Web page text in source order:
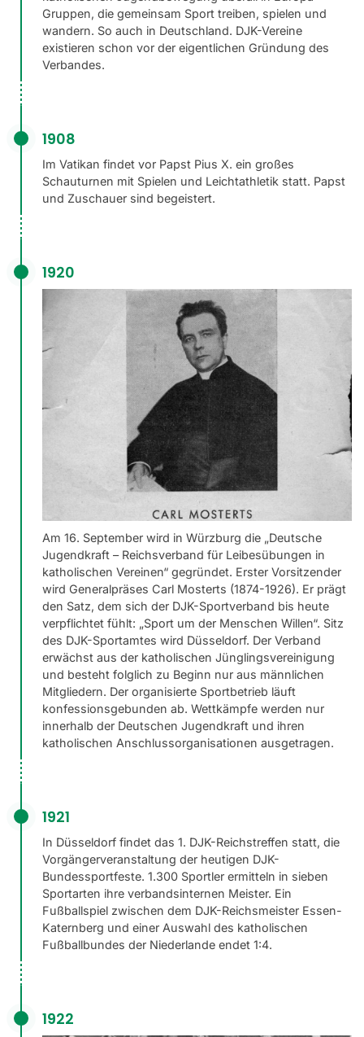
Gruppen, die gemeinsam Sport treiben, spielen und
wandern. So auch in Deutschland. DJK-Vereine
existieren schon vor der eigentlichen Gründung des
Verbandes.
1908
Im Vatikan findet vor Papst Pius X. ein großes
Schauturnen mit Spielen und Leichtathletik statt. Papst
und Zuschauer sind begeistert.
1920
Am 16. September wird in Würzburg die „Deutsche
Jugendkraft – Reichsverband für Leibesübungen in
katholischen Vereinen“ gegründet. Erster Vorsitzender
wird Generalpräses Carl Mosterts (1874-1926). Er prägt
den Satz, dem sich der DJK-Sportverband bis heute
verpflichtet fühlt: „Sport um der Menschen Willen“. Sitz
des DJK-Sportamtes wird Düsseldorf. Der Verband
erwächst aus der katholischen Jünglingsvereinigung
und besteht folglich zu Beginn nur aus männlichen
Mitgliedern. Der organisierte Sportbetrieb läuft
konfessionsgebunden ab. Wettkämpfe werden nur
innerhalb der Deutschen Jugendkraft und ihren
katholischen Anschlussorganisationen ausgetragen.
1921
In Düsseldorf findet das 1. DJK-Reichstreffen statt, die
Vorgängerveranstaltung der heutigen DJK-
Bundessportfeste. 1.300 Sportler ermitteln in sieben
Sportarten ihre verbandsinternen Meister. Ein
Fußballspiel zwischen dem DJK-Reichsmeister Essen-
Katernberg und einer Auswahl des katholischen
Fußballbundes der Niederlande endet 1:4.
1922